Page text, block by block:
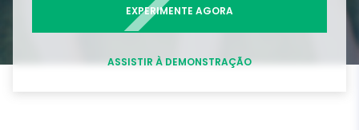
EXPERIMENTE AGORA
ASSISTIR À DEMONSTRAÇÃO